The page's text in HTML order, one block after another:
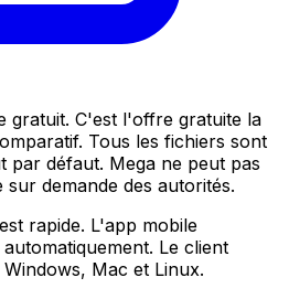
gratuit. C'est l'offre gratuite la
Tous les fichiers sont
par défaut. Mega ne peut pas
demande des autorités.
rapide. L'app mobile
Le client
Mac et Linux.